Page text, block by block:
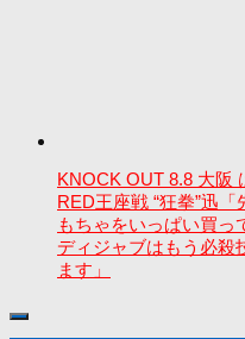
KNOCK OUT 8.8 大阪
RED王座戦 “狂拳”迅
もちゃをいっぱい買っ
ディジャブはもう必殺
ます」